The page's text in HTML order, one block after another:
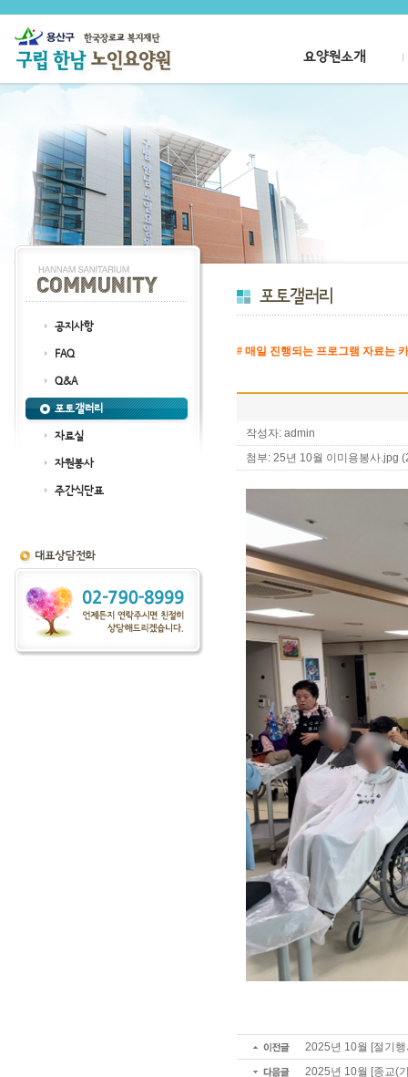
요양원소개
공지사항
FAQ
Q&A
포토갤러리
자료실
자원봉사
주간식단표
# 매일 진행되는 프로그램 자료는
작성자: admin
첨부: 25년 10월 이미용봉사.jpg
2025년 10월 [절기
2025년 10월 [종교(